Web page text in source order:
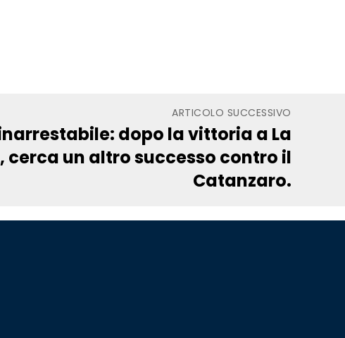
ARTICOLO SUCCESSIVO
dopo la vittoria a La
cerca un altro successo contro il
Catanzaro.